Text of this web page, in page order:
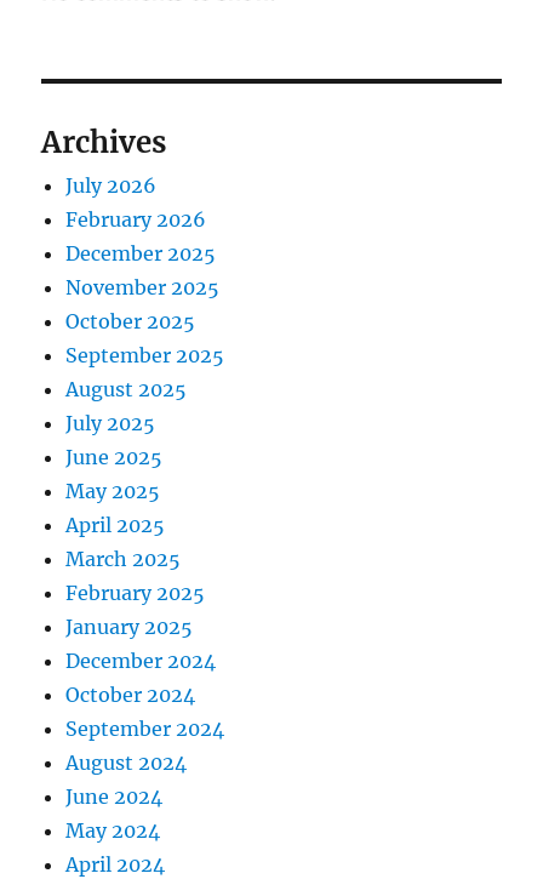
Archives
July 2026
February 2026
December 2025
November 2025
October 2025
September 2025
August 2025
July 2025
June 2025
May 2025
April 2025
March 2025
February 2025
January 2025
December 2024
October 2024
September 2024
August 2024
June 2024
May 2024
April 2024